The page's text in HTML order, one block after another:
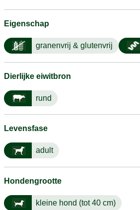
Eigenschap
granenvrij & glutenvrij
Dierlijke eiwitbron
rund
Levensfase
adult
Hondengrootte
kleine hond (tot 40 cm)